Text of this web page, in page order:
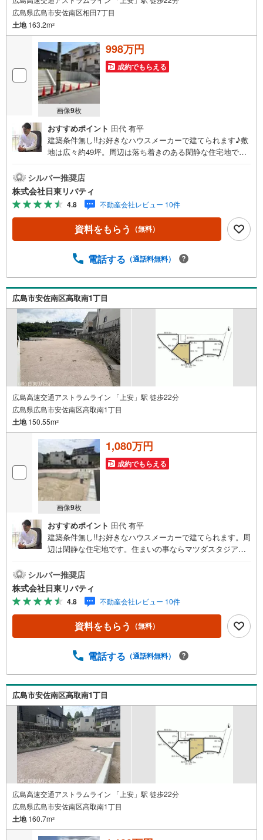
広島県広島市安佐南区相田7丁目
土地163.2m2
画像9枚
998万円
成約でもらえる
おすすめポイント 田代 有平
建築条件無し!!お好きなハウスメーカーで建てられます♪敷
地は広々約49坪。周辺は落ち着きのある閑静な住宅地で
へ!!チラシやネット広告に載っていない物件もご紹介できま
す。広島市内はもちろん廿日市から呉・東広島まで6000物
件の豊富な情報量!!「実際に自分自身が住む家を見て納得し
て買いたい」広告では分かり難い物件の長所や短所を現地
でご確認できます。お気軽にお問い合わせ下さい。TV電話
やLINE等でオンライン案内も可能です。お気軽にお申し付
に、創業以来多くのお客様に信頼と信用を頂き、広島県下
「人と人、心と心」これからもこの精神を大切に、お客様
へのサポートをさせて頂きます。株式会社日東リバティ〒7
32-0818広島市南区段原日出2丁目2-22-2F
シルバー推奨店
株式会社日東リバティ
4.8 不動産会社レビュー 10件
資料をもらう （無料）
電話する （通話料無料）
広島市安佐南区高取南1丁目
広島高速交通アストラムライン 「上安」駅 徒歩22分
広島県広島市安佐南区高取南1丁目
土地150.55m2
画像9枚
1,080万円
成約でもらえる
おすすめポイント 田代 有平
建築条件無し!!お好きなハウスメーカーで建てられます。周
辺は閑静な住宅地です。住まいの事ならマツダスタジアム
物件もご紹介できます。広島市内はもちろん廿日市から
呉・東広島まで6000物件の豊富な情報量!!「実際に自分自
身が住む家を見て納得して買いたい」広告では分かり難い
物件の長所や短所を現地でご確認できます。お気軽にお問
い合わせ下さい。TV電話やLINE等でオンライン案内も可能
です。お気軽にお申し付け下さい。「住まいを通じた出逢
と信用を頂き、広島県下でも有数の不動産グループへ成長
の精神を大切に、お客様へのサポートをさせて頂きます。
株式会社日東リバティ〒732-0818広島市南区段原日出2丁目
2-22-2F
シルバー推奨店
株式会社日東リバティ
4.8 不動産会社レビュー 10件
資料をもらう （無料）
電話する （通話料無料）
広島市安佐南区高取南1丁目
広島高速交通アストラムライン 「上安」駅 徒歩22分
広島県広島市安佐南区高取南1丁目
土地160.7m2